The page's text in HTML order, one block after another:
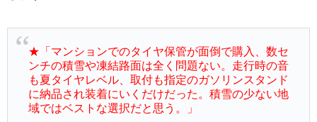
★「マンションでのタイヤ保管が面倒で購入、数セ
ンチの積雪や凍結路面は全く問題ない。走行時の音
も夏タイヤレベル、取付も指定のガソリンスタンド
に納品され装着にいくだけだった。積雪の少ない地
域ではベストな選択だと思う。」